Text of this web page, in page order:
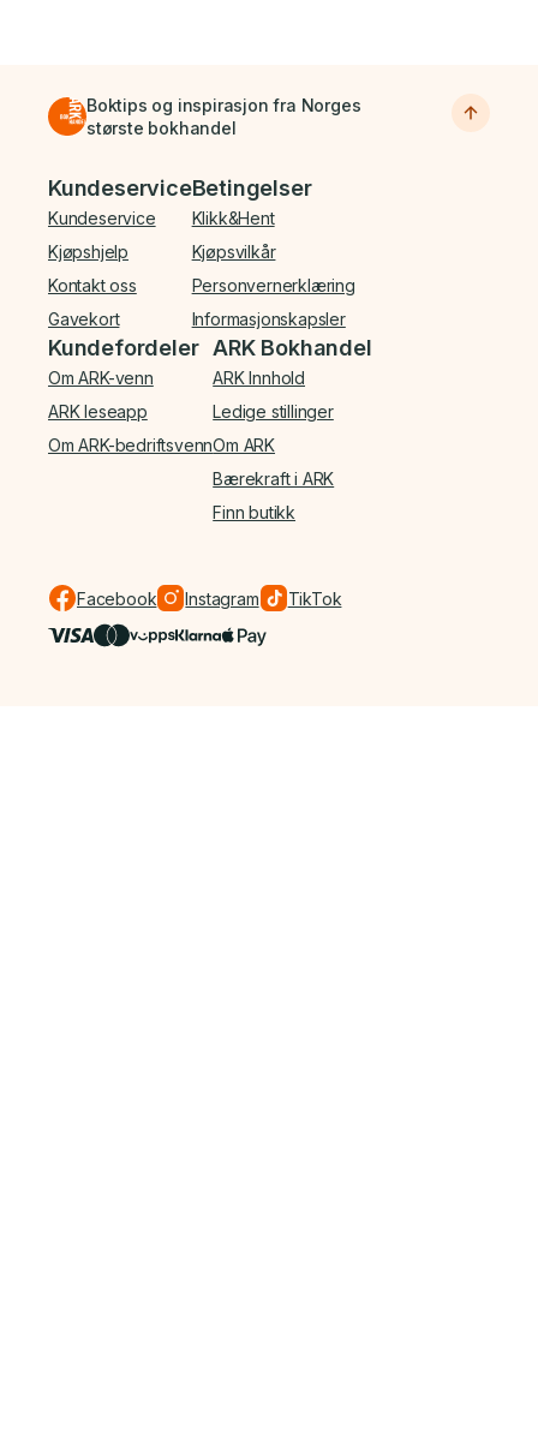
Boktips og inspirasjon fra Norges
største bokhandel
Bunnmeny
Kundeservice
Kundeservice
Kjøpshjelp
Kontakt oss
Gavekort
Betingelser
Klikk&Hent
Kjøpsvilkår
Personvernerklæring
Informasjonskapsler
Kundefordeler
Om ARK-venn
ARK leseapp
Om ARK-bedriftsvenn
ARK Bokhandel
ARK Innhold
Ledige stillinger
Om ARK
Bærekraft i ARK
Finn butikk
Facebook Instagram TikTok